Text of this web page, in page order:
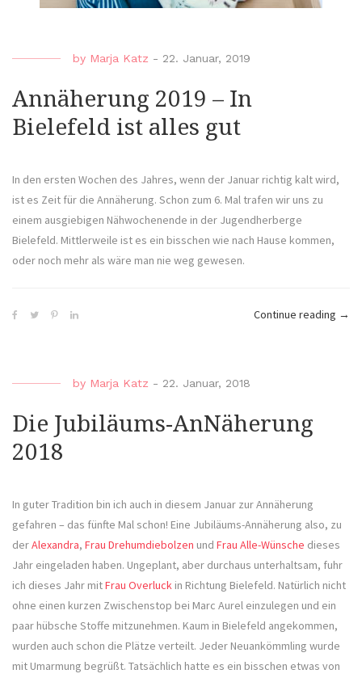
by Marja Katz - 22. Januar, 2019
Annäherung 2019 – In
Bielefeld ist alles gut
In den ersten Wochen des Jahres, wenn der Januar richtig kalt wird,
ist es Zeit für die Annäherung. Schon zum 6. Mal trafen wir uns zu
einem ausgiebigen Nähwochenende in der Jugendherberge
Bielefeld. Mittlerweile ist es ein bisschen wie nach Hause kommen,
oder noch mehr als wäre man nie weg gewesen.
Continue reading →
by Marja Katz - 22. Januar, 2018
Die Jubiläums-AnNäherung
2018
In guter Tradition bin ich auch in diesem Januar zur Annäherung
gefahren – das fünfte Mal schon! Eine Jubiläums-Annäherung also, zu
derAlexandra, Frau Drehumdiebolzen und Frau Alle-Wünsche dieses
Jahr eingeladen haben. Ungeplant, aber durchaus unterhaltsam, fuhr
ich dieses Jahr mitFrau Overluck in Richtung Bielefeld. Natürlich nicht
ohne einen kurzen Zwischenstop bei Marc Aurel einzulegen und ein
paar hübsche Stoffe mitzunehmen. Kaum in Bielefeld angekommen,
wurden auch schon die Plätze verteilt. Jeder Neuankömmling wurde
mit Umarmung begrüßt. Tatsächlich hatte es ein bisschen etwas von